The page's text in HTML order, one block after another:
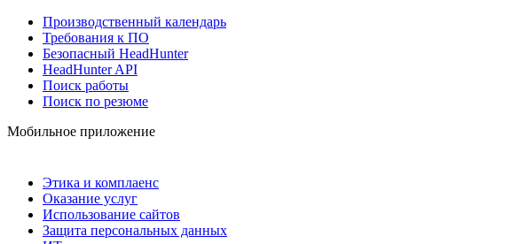
Производственный календарь
Требования к ПО
Безопасный HeadHunter
HeadHunter API
Поиск работы
Поиск по резюме
Мобильное приложение
Этика и комплаенс
Оказание услуг
Использование сайтов
Защита персональных данных